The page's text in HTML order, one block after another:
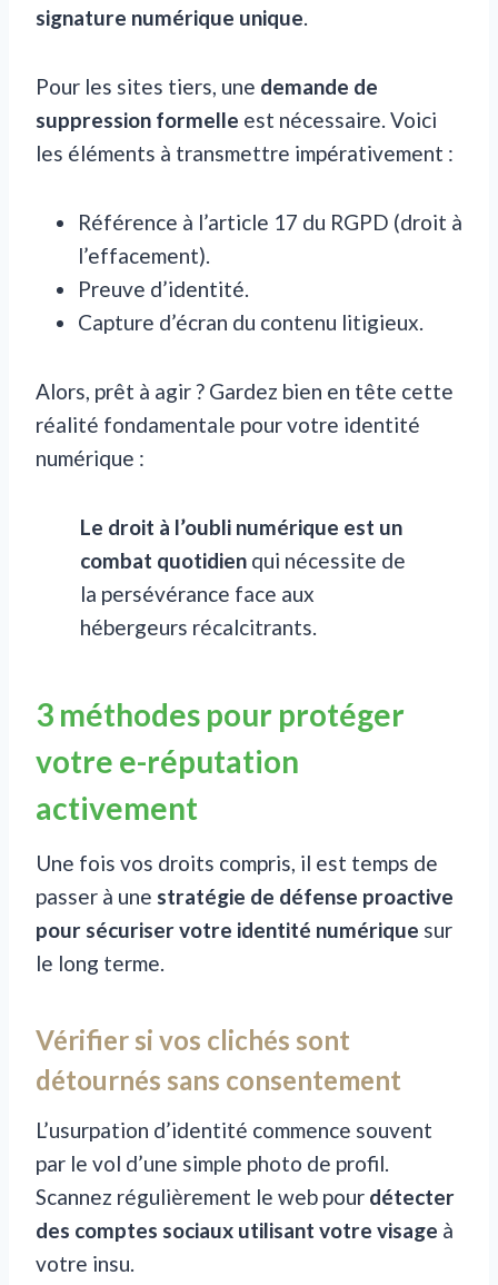
signature numérique unique.
Pour les sites tiers, une demande de
suppression formelle est nécessaire. Voici
les éléments à transmettre impérativement :
Référence à l’article 17 du RGPD (droit à
l’effacement).
Preuve d’identité.
Capture d’écran du contenu litigieux.
Alors, prêt à agir ? Gardez bien en tête cette
réalité fondamentale pour votre identité
numérique :
Le droit à l’oubli numérique est un
combat quotidien qui nécessite de
la persévérance face aux
hébergeurs récalcitrants.
3 méthodes pour protéger
votre e-réputation
activement
Une fois vos droits compris, il est temps de
passer à une stratégie de défense proactive
pour sécuriser votre identité numérique sur
le long terme.
Vérifier si vos clichés sont
détournés sans consentement
L’usurpation d’identité commence souvent
par le vol d’une simple photo de profil.
Scannez régulièrement le web pour détecter
des comptes sociaux utilisant votre visage à
votre insu.